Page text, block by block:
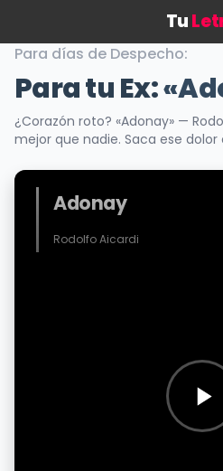
Tu
Para días de Despecho:
Para tu Ex:
¿Corazón roto? «Adonay» —
mejor que nadie. Saca ese
Adonay
Rodolfo Aicardi